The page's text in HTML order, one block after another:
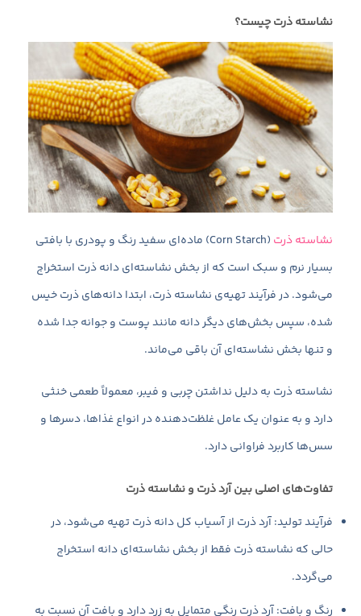
نشاسته ذرت چیست؟
نشاسته ذرت
(Corn Starch) ماده‌ای سفید رنگ و پودری با بافتی
بسیار نرم و سبک است که از بخش نشاسته‌ای دانه ذرت استخراج
می‌شود. در فرآیند تهیه‌ی نشاسته ذرت، ابتدا دانه‌های ذرت خیس
شده، سپس بخش‌های دیگر دانه مانند پوست و جوانه جدا شده
و تنها بخش نشاسته‌ای آن باقی می‌ماند.
نشاسته ذرت به دلیل نداشتن چربی و فیبر، معمولاً طعمی خنثی
دارد و به عنوان یک عامل غلظت‌دهنده در انواع غذاها، دسرها و
سس‌ها کاربرد فراوانی دارد.
تفاوت‌های اصلی بین آرد ذرت و نشاسته ذرت
فرآیند تولید: آرد ذرت از آسیاب کل دانه ذرت تهیه می‌شود، در
حالی که نشاسته ذرت فقط از بخش نشاسته‌ای دانه استخراج
می‌گردد.
رنگ و بافت: آرد ذرت رنگی متمایل به زرد دارد و بافت آن نسبت به